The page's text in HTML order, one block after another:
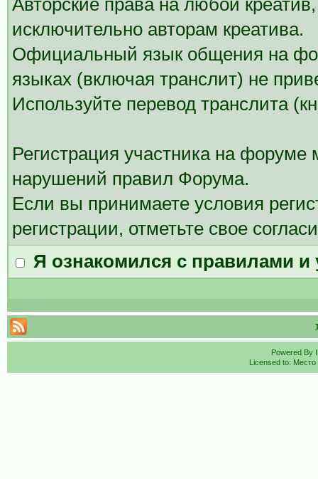
Авторские права на любой
исключительно авторам креатива.
Официальный язык общения на
языках (включая транслит) не
Используйте перевод транслита
Регистрация участника на
нарушений правил Форума.
Если вы принимаете условия
регистрации, отметьте свое
Я ознакомился с правилами
Powered By
Licensed to: